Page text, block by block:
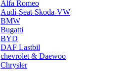
Alfa Romeo
Audi-Seat-Skoda-VW
BMW
Bugatti
BYD
DAF Lastbil
chevrolet & Daewoo
Chrysler